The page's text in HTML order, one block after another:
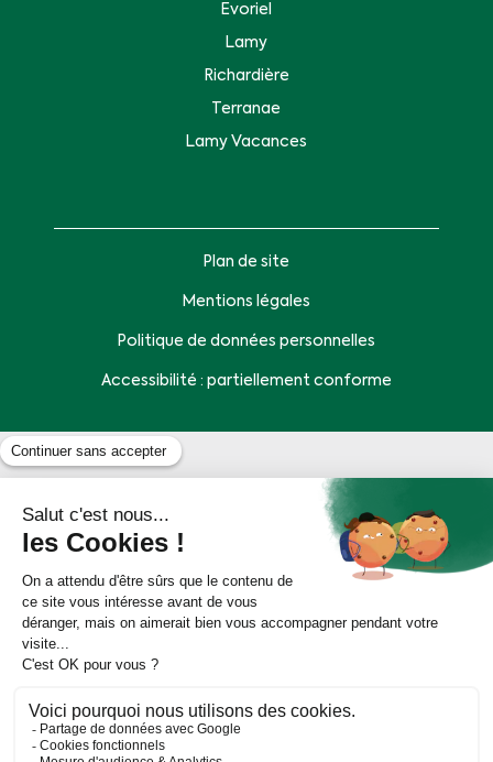
Evoriel
Lamy
Richardière
Terranae
Lamy Vacances
Plan de site
Mentions légales
Politique de données personnelles
Accessibilité : partiellement conforme